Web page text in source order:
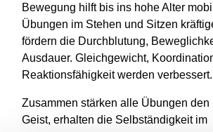
Bewegung hilft bis ins hohe Alter
Übungen im Stehen und Sitzen
fördern die Durchblutung,
Ausdauer. Gleichgewicht,
Reaktionsfähigkeit werden verbessert.
Zusammen stärken alle Übungen den
Geist, erhalten die Selbständigkeit im